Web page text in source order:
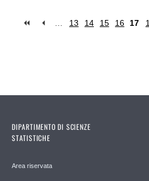
13 14 15 16 17
DIPARTIMENTO DI SCIENZE
STATISTICHE
Area riservata